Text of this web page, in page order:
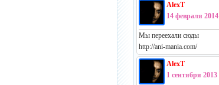
AlexT
14 февраля 2014
Мы переехали сюды
http://ani-mania.com/
AlexT
1 сентября 2013